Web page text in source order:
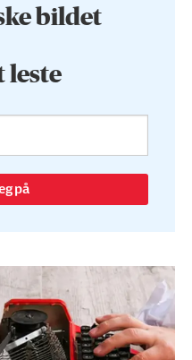
bildet
leste
på